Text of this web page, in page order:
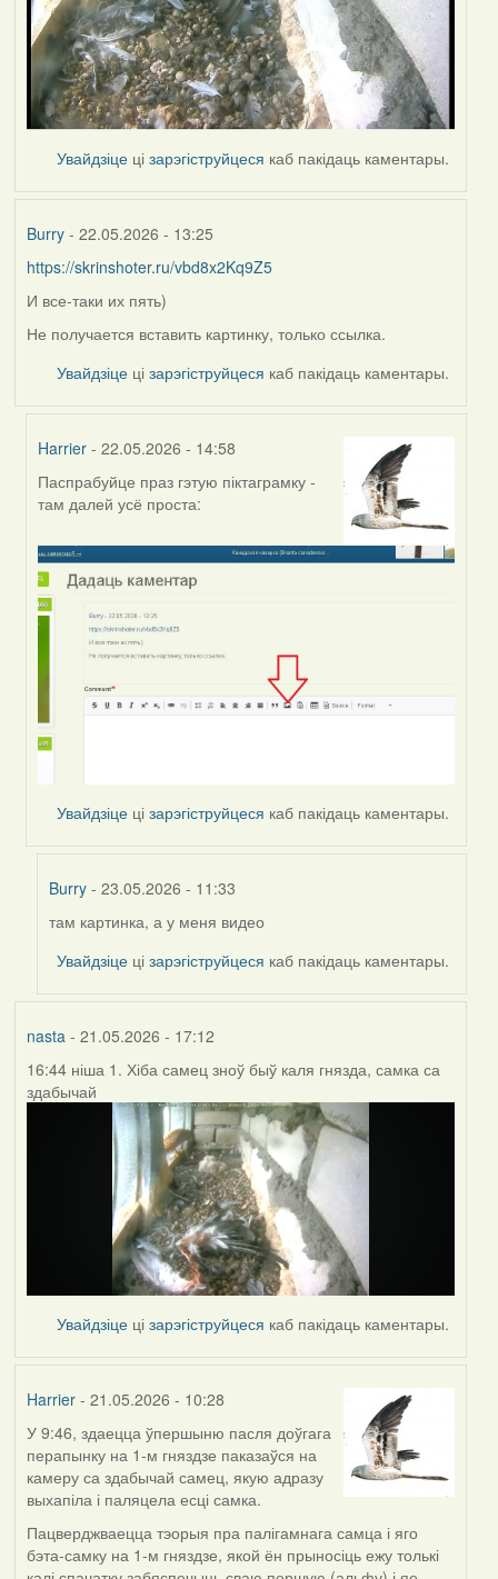
Увайдзіце цізарэгіструйцеся каб пакідаць каментары.
Burry- 22.05.2026 - 13:25
https://skrinshoter.ru/vbd8x2Kq9Z5
И все-таки их пять)
Не получается вставить картинку, только ссылка.
Увайдзіце цізарэгіструйцеся каб пакідаць каментары.
Harrier - 22.05.2026 - 14:58
In
reply
by
Burry
Паспрабуйце праз гэтую піктаграмку -
там далей усё проста:
Увайдзіце цізарэгіструйцеся каб пакідаць каментары.
Burry - 23.05.2026 - 11:33
In
reply
by
там картинка, а у меня видео
Увайдзіце цізарэгіструйцеся каб пакідаць каментары.
nasta- 21.05.2026 - 17:12
16:44 ніша 1. Хіба самец зноў быў каля гнязда, самка са
здабычай
Увайдзіце цізарэгіструйцеся каб пакідаць каментары.
Harrier- 21.05.2026 - 10:28
У 9:46, здаецца ўпершыню пасля доўгага
перапынку на 1-м гняздзе паказаўся на
камеру са здабычай самец, якую адразу
выхапіла і паляцела есці самка.
Пацверджваецца тэорыя пра палігамнага самца і яго
бэта-самку на 1-м гняздзе, якой ён прыносіць ежу толькі